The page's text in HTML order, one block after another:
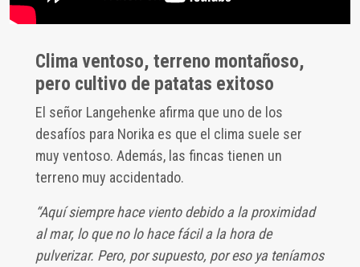
Clima ventoso, terreno montañoso,
pero cultivo de patatas exitoso
El señor Langehenke afirma que uno de los
desafíos para Norika es que el clima suele ser
muy ventoso. Además, las fincas tienen un
terreno muy accidentado.
“Aquí siempre hace viento debido a la proximidad
al mar, lo que no lo hace fácil a la hora de
pulverizar. Pero, por supuesto, por eso ya teníamos